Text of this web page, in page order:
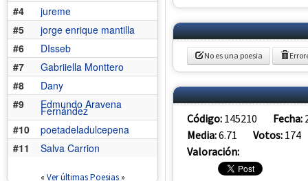
#4
jureme
#5
jorge enrique mantilla
#6
DIsseb
#7
Gabriiella Monttero
#8
Dany
#9
Edmundo Aravena
Fernández
#10
poetadeladulcepena
#11
Salva Carrion
« Ver últimas Poesias»
No es una poesia
Código: 145210 Fecha:
Media:6.71 Votos: 174
Valoración: